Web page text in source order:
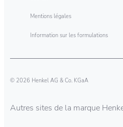
Mentions légales
Information sur les formulations
© 2026 Henkel AG & Co. KGaA
Autres sites de la marque